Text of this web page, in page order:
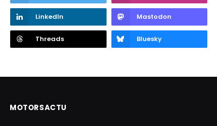
LinkedIn Mastodon
Threads Bluesky
MOTORSACTU